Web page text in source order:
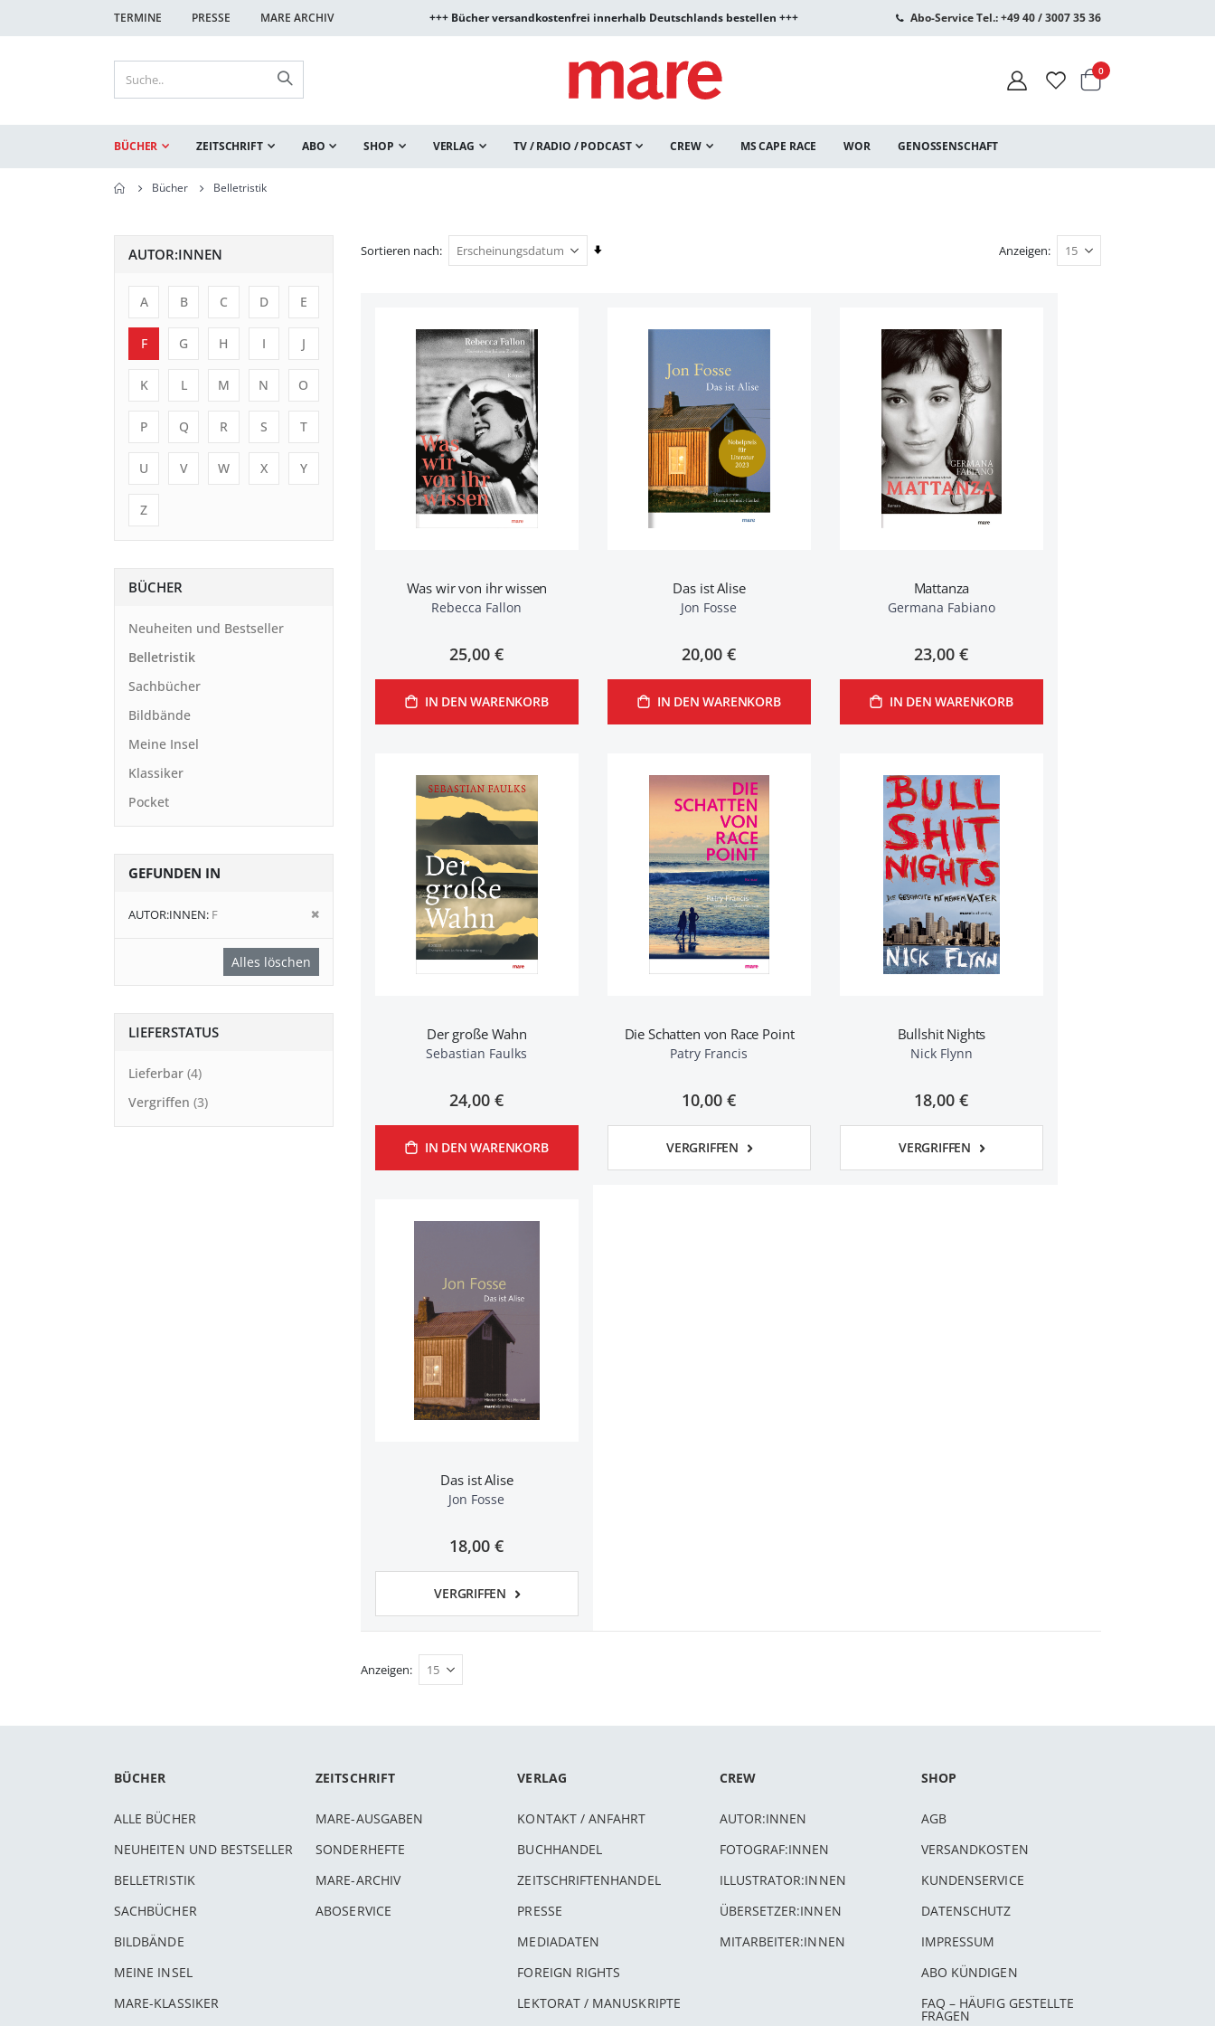
TERMINE PRESSE MARE ARCHIV +++ Bücher versandkostenfrei innerhalb Deutschlands bestellen +++ Abo-Service Tel.: +49 40 / 3007 35 36
Warenkorb
0Artikel
BÜCHER ZEITSCHRIFT ABO SHOP VERLAG TV / RADIO / PODCAST CREW MS CAPE RACE WOR GENOSSENSCHAFT
Bücher Belletristik
Sortieren nach
In
Anzeigen
Was wir von ihr wissen
Rebecca Fallon
25,00 €
IN DEN WARENKORB
Das ist Alise
Jon Fosse
20,00 €
IN DEN WARENKORB
Mattanza
Germana Fabiano
23,00 €
IN DEN WARENKORB
Der große Wahn
Sebastian Faulks
24,00 €
IN DEN WARENKORB
Die Schatten von Race Point
Patry Francis
10,00 €
VERGRIFFEN
Bullshit Nights
Nick Flynn
18,00 €
VERGRIFFEN
Das ist Alise
Jon Fosse
18,00 €
VERGRIFFEN
Anzeigen
AUTOR:INNEN
A B C D E
F G H I J
K L M N O
P Q R S T
U V W X Y
Z
BÜCHER
Neuheiten und Bestseller
Belletristik
Sachbücher
Bildbände
Meine Insel
Klassiker
Pocket
GEFUNDEN IN
AUTOR:INNEN F
Diesen
Alles löschen
LIEFERSTATUS
Lieferbar 4
Vergriffen 3
BÜCHER
ALLE BÜCHER
NEUHEITEN UND BESTSELLER
BELLETRISTIK
SACHBÜCHER
BILDBÄNDE
MEINE INSEL
MARE-KLASSIKER
ZEITSCHRIFT
MARE-AUSGABEN
SONDERHEFTE
MARE-ARCHIV
ABOSERVICE
VERLAG
KONTAKT / ANFAHRT
BUCHHANDEL
ZEITSCHRIFTENHANDEL
PRESSE
MEDIADATEN
FOREIGN RIGHTS
LEKTORAT / MANUSKRIPTE
CREW
AUTOR:INNEN
FOTOGRAF:INNEN
ILLUSTRATOR:INNEN
ÜBERSETZER:INNEN
MITARBEITER:INNEN
SHOP
AGB
VERSANDKOSTEN
KUNDENSERVICE
DATENSCHUTZ
IMPRESSUM
ABO KÜNDIGEN
FAQ – HÄUFIG GESTELLTE
FRAGEN